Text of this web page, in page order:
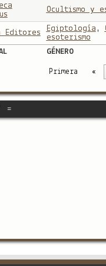
Ocultismo y
Editores Egiptología ,
esoterismo
GÉNERO
Primera «
=